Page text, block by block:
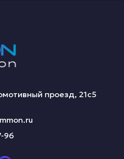
96
проезд, 21с5